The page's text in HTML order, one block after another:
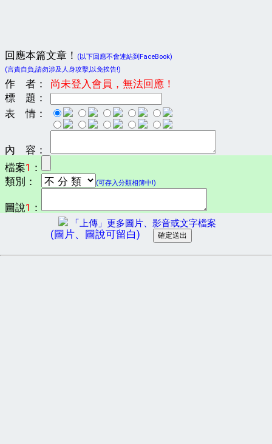
回應本篇文章！
(以下回應不會連結到FaceBook)
(言責自負,請勿涉及人身攻擊,以免挨告!)
作 者：
尚未登入會員，無法回應！
標 題：
表 情：
內 容：
檔案1 ：
類別：
(可存入分類相簿中!)
圖說1 ：
「上傳」更多圖片、影音或文字檔案
(圖片、圖說可留白)